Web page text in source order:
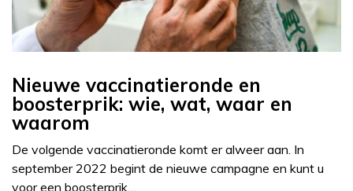
Nieuwe vaccinatieronde en
boosterprik: wie, wat, waar en
waarom
De volgende vaccinatieronde komt er alweer aan. In
september 2022 begint de nieuwe campagne en kunt u
voor een boosterprik…